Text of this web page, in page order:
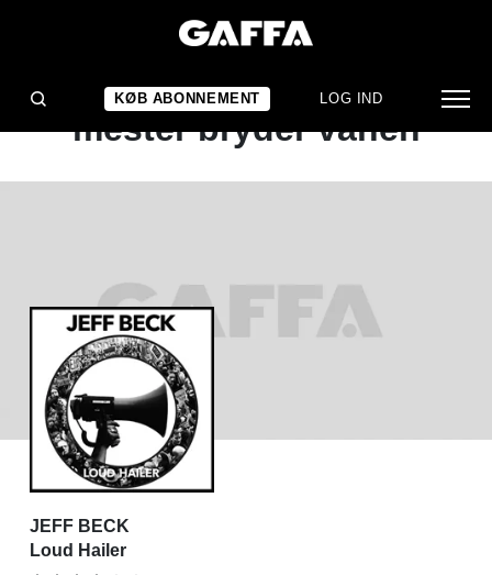
KØB ABONNEMENT LOG IND
ALBUMANMELDELSE
Jeff Beck: Gammel
mester bryder vanen
JEFF BECK
Loud Hailer